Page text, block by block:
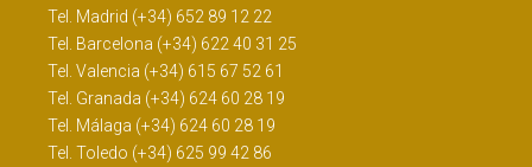
Tel. Madrid (+34) 652 89 12 22
Tel. Barcelona (+34) 622 40 31 25
Tel. Valencia (+34) 615 67 52 61
Tel. Granada (+34) 624 60 28 19
Tel. Málaga (+34) 624 60 28 19
Tel. Toledo (+34) 625 99 42 86